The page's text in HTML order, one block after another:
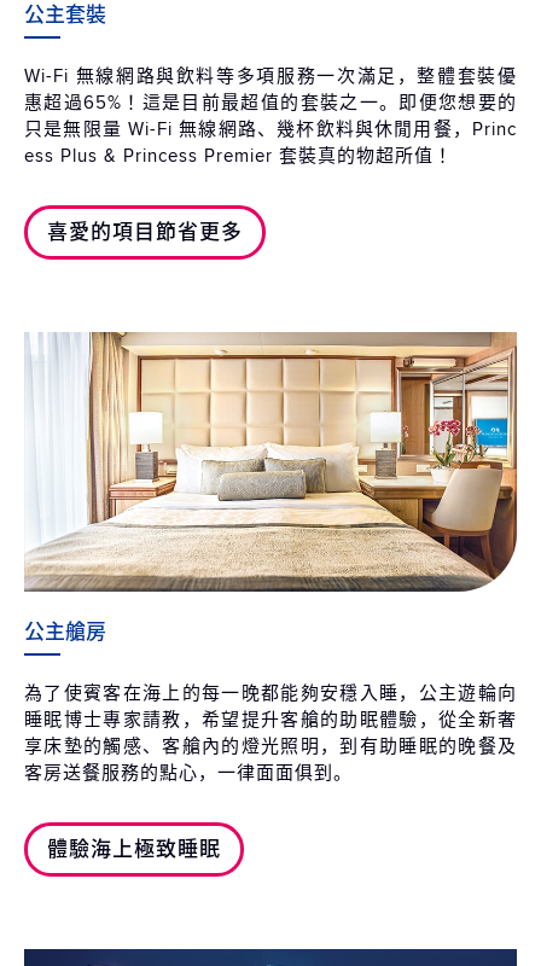
公主套裝
Wi-Fi 無線網路與飲料等多項服務一次滿足，整體套裝優
惠超過65%！這是目前最超值的套裝之一。即便您想要的
只是無限量 Wi-Fi 無線網路、幾杯飲料與休閒用餐，Princ
ess Plus & Princess Premier 套裝真的物超所值！
喜愛的項目節省更多
公主艙房
為了使賓客在海上的每一晚都能夠安穩入睡，公主遊輪向
睡眠博士專家請教，希望提升客艙的助眠體驗，從全新奢
享床墊的觸感、客艙內的燈光照明，到有助睡眠的晚餐及
客房送餐服務的點心，一律面面俱到。
體驗海上極致睡眠